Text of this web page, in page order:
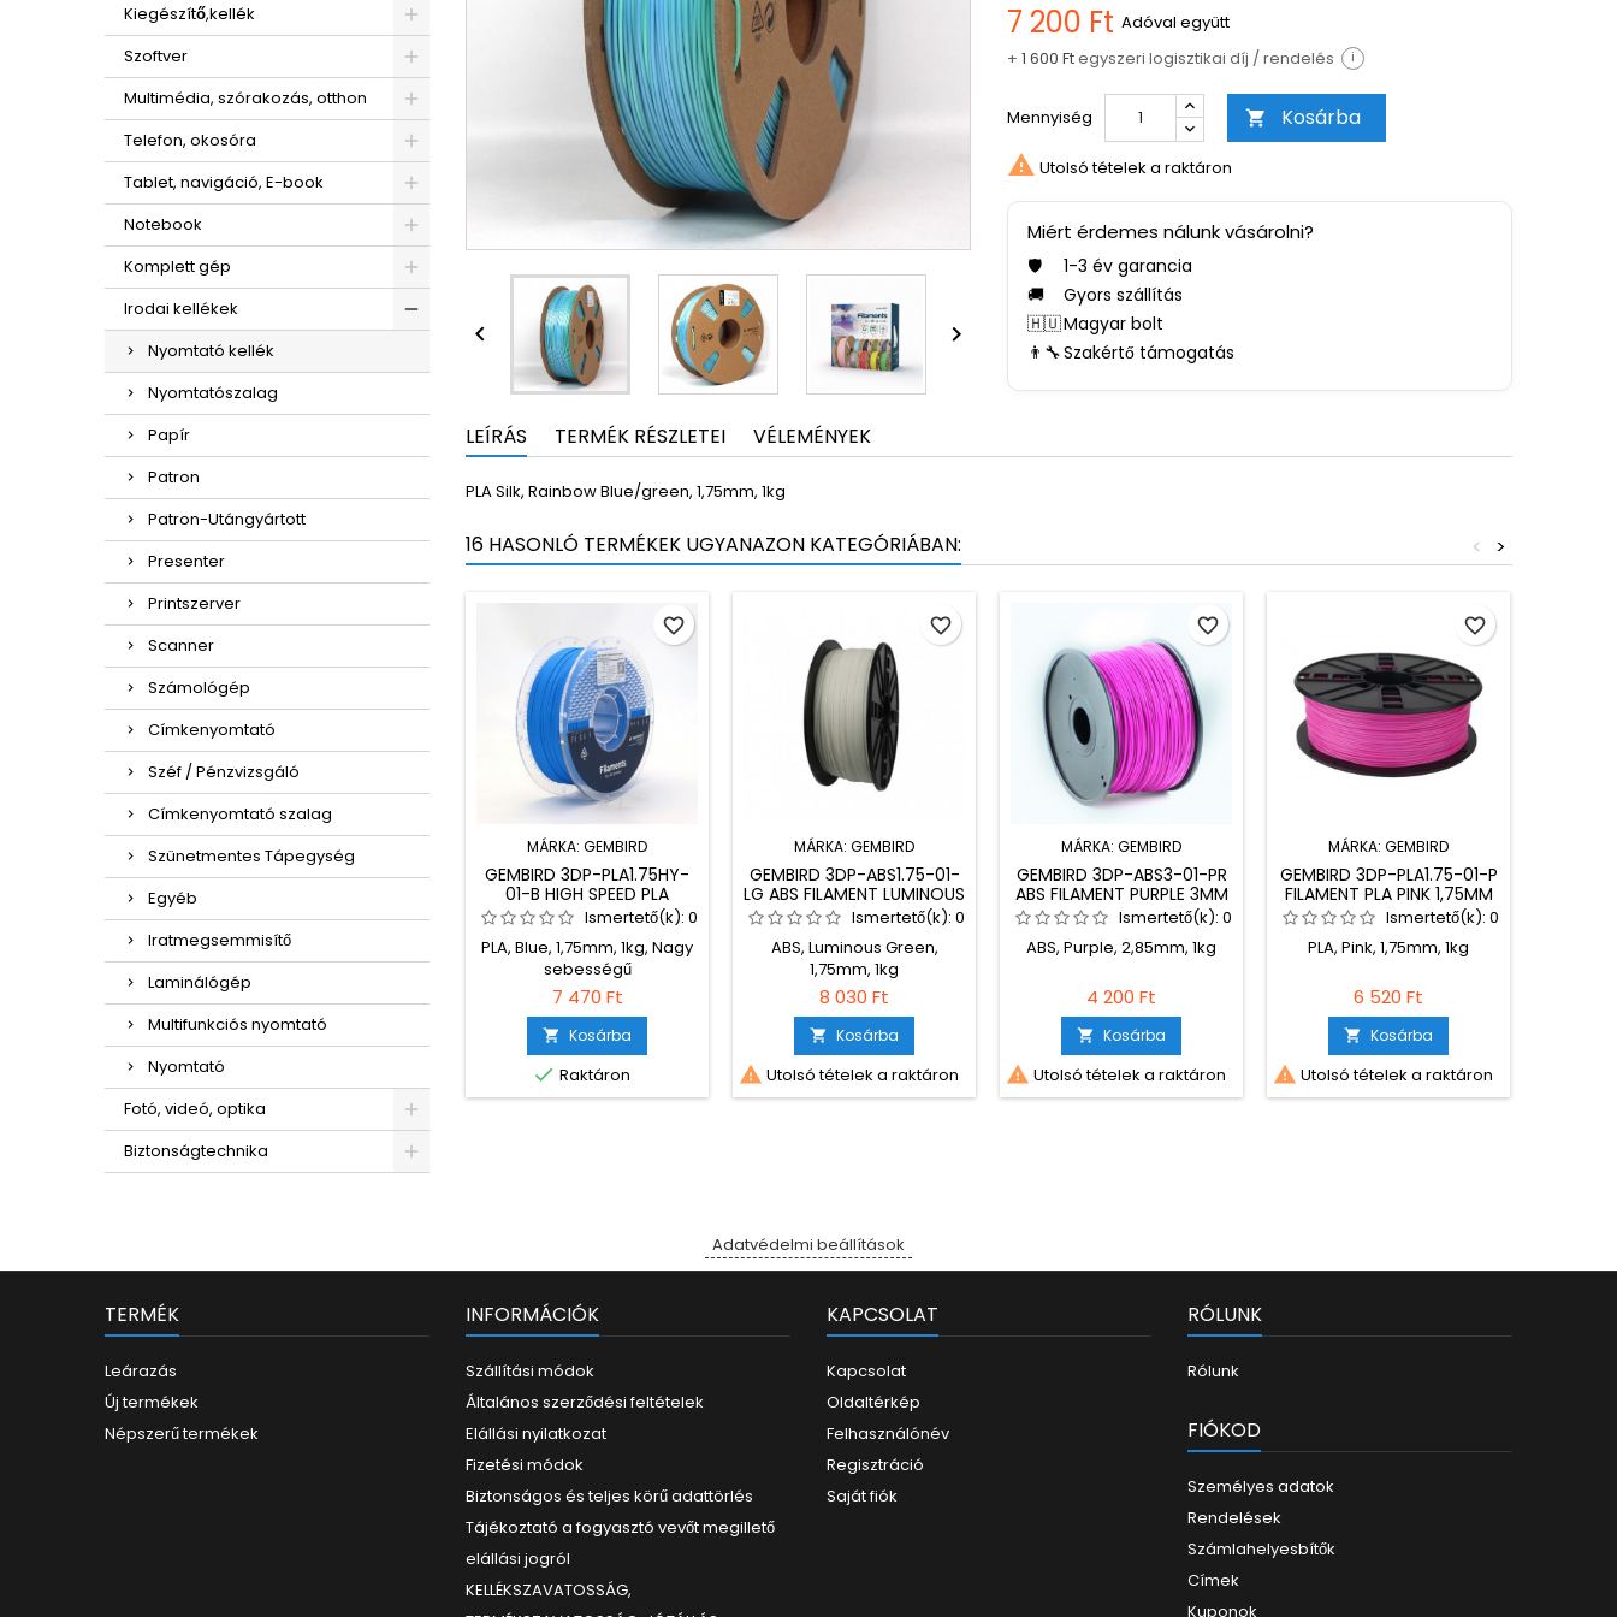
Kiegészítő,kellék
Szoftver
Multimédia, szórakozás, otthon
Telefon, okosóra
Tablet, navigáció, E-book
Notebook
Komplett gép
Irodai kellékek
Nyomtató kellék
Nyomtatószalag
Papír
Patron
Patron-Utángyártott
Presenter
Printszerver
Scanner
Számológép
Címkenyomtató
Széf / Pénzvizsgáló
Címkenyomtató szalag
Szünetmentes Tápegység
Egyéb
Iratmegsemmisítő
Laminálógép
Multifunkciós nyomtató
Nyomtató
Fotó, videó, optika
Biztonságtechnika
 
7 200 Ft Adóval együtt
+ 1 600 Ftegyszeri logisztikai díj / rendelés i
Mennyiség  Kosárba
 Utolsó tételek a raktáron
Miért érdemes nálunk vásárolni?
🛡️
1-3 év garancia
🚚
Gyors szállítás
🇭🇺Magyar bolt
👨‍🔧Szakértő támogatás
LEÍRÁS TERMÉK RÉSZLETEI VÉLEMÉNYEK
PLA Silk, Rainbow Blue/green, 1,75mm, 1kg
16 HASONLÓ TERMÉKEK UGYANAZON KATEGÓRIÁBAN: >
<
MÁRKA: GEMBIRD
GEMBIRD 3DP-PLA1.75HY-
01-B HIGH SPEED PLA
FILAMENT BLUE 1,75MM 1KG
Ismertető(k): 0
PLA, Blue, 1,75mm, 1kg, Nagy
sebességű
7 470 Ft
 Kosárba
 Raktáron
favorite_border
MÁRKA: GEMBIRD
GEMBIRD 3DP-ABS1.75-01-
LG ABS FILAMENT LUMINOUS
GREEN 1,75MM 1KG
Ismertető(k): 0
ABS, Luminous Green,
1,75mm, 1kg
8 030 Ft
 Kosárba
 Utolsó tételek a raktáron
favorite_border
MÁRKA: GEMBIRD
GEMBIRD 3DP-ABS3-01-PR
ABS FILAMENT PURPLE 3MM
1KGIsmertető(k): 0
ABS, Purple, 2,85mm, 1kg
4 200 Ft
 Kosárba
 Utolsó tételek a raktáron
favorite_border
MÁRKA: GEMBIRD
GEMBIRD 3DP-PLA1.75-01-P
FILAMENT PLA PINK 1,75MM
1KGIsmertető(k): 0
PLA, Pink, 1,75mm, 1kg
6 520 Ft
 Kosárba
 Utolsó tételek a raktáron
favorite_border
Adatvédelmi beállítások
TERMÉK
Leárazás
Új termékek
Népszerű termékek
INFORMÁCIÓK
Szállítási módok
Általános szerződési feltételek
Elállási nyilatkozat
Fizetési módok
Biztonságos és teljes körű adattörlés
Tájékoztató a fogyasztó vevőt megillető
elállási jogról
KELLÉKSZAVATOSSÁG,
KAPCSOLAT
Kapcsolat
Oldaltérkép
Felhasználónév
Regisztráció
Saját fiók
RÓLUNK
Rólunk
FIÓKOD
Személyes adatok
Rendelések
Számlahelyesbítők
Címek
Kuponok